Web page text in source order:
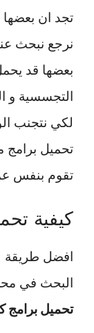
تجد ان بعضها
نرجع نبحث
بعضها قد
التجسسية و
لكي نتجنب
تحميل برامج
تقوم بنفس
كيفية
افضل طريقة
البحث في
تحميل برامج